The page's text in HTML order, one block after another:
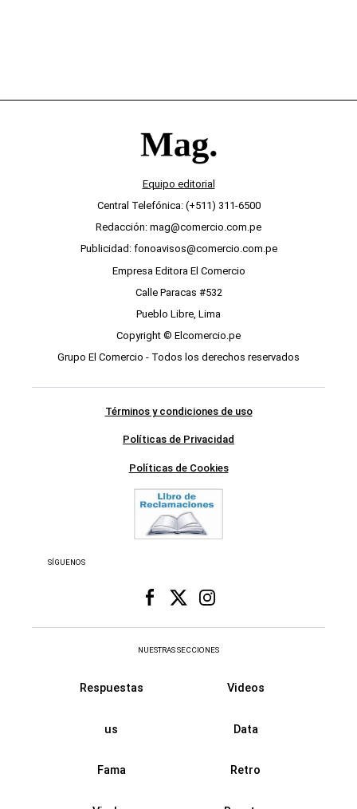
Equipo editorial
Central Telefónica: (+511) 311-6500
Redacción: mag@comercio.com.pe
Publicidad: fonoavisos@comercio.com.pe
Empresa Editora El Comercio
Calle Paracas #532
Pueblo Libre, Lima
Copyright © Elcomercio.pe
Grupo El Comercio - Todos los derechos reservados
Términos y condiciones de uso
Políticas de Privacidad
Políticas de Cookies
SÍGUENOS
NUESTRAS SECCIONES
Respuestas Videos
us Data
Fama Retro